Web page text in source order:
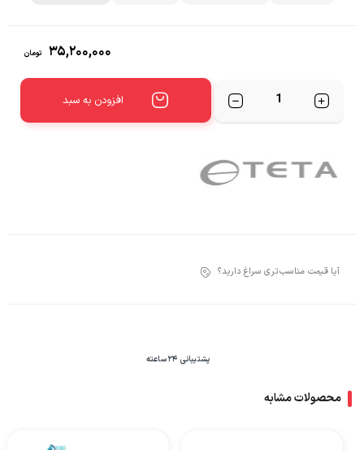
۳۵,۲۰۰,۰۰۰ تومان
تعداد
افزودن به سبد
آیا قیمت مناسب‌تری سراغ دارید؟
پشتیبانی 24 ساعته
محصولات مشابه